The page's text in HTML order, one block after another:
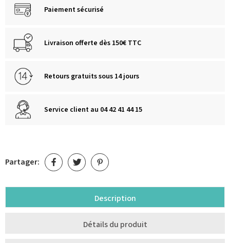
Paiement sécurisé
Livraison offerte dès 150€ TTC
Retours gratuits sous 14 jours
Service client au 04 42 41 44 15
Partager:
Description
Détails du produit